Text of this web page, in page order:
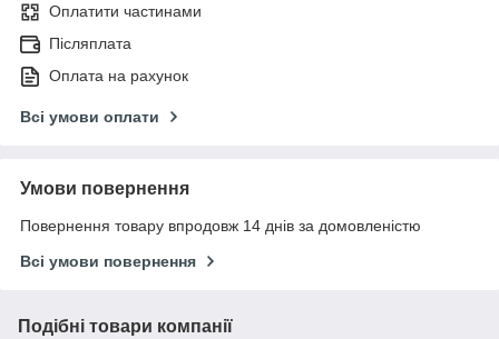
Оплатити частинами
Післяплата
Оплата на рахунок
Всі умови оплати
Умови повернення
Повернення товару впродовж 14 днів за домовленістю
Всі умови повернення
Подібні товари компанії